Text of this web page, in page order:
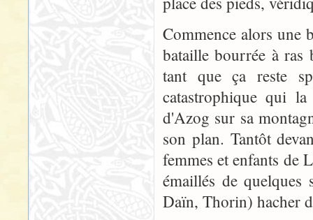
Commence alors une
bataille bourrée à ras
tant que ça reste
catastrophique qui
d'Azog sur sa
son plan. Tantôt
femmes et enfants de
émaillés de
Daïn, Thorin) hacher